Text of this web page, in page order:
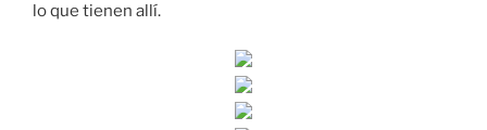
lo que tienen allí.